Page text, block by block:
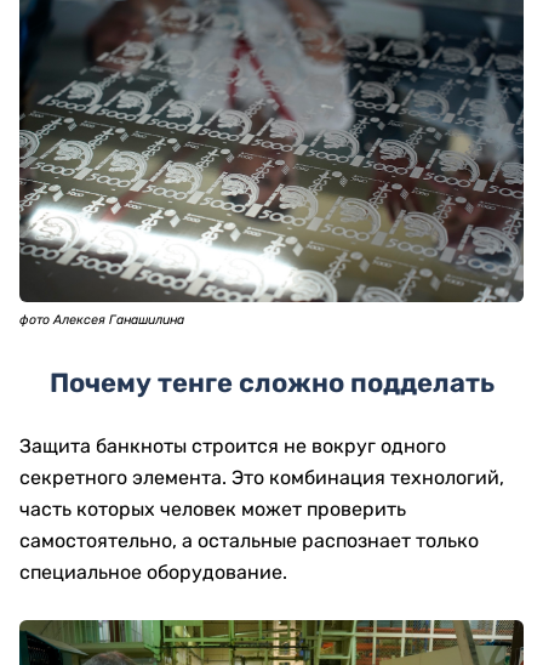
фото Алексея Ганашилина
Почему тенге сложно подделать
Защита банкноты строится не вокруг одного
секретного элемента. Это комбинация технологий,
часть которых человек может проверить
самостоятельно, а остальные распознает только
специальное оборудование.